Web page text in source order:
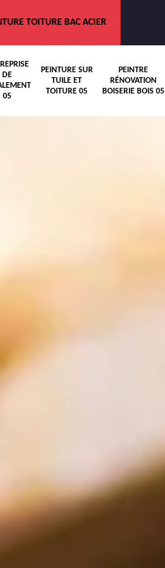
TOITURE BAC ACIER
DE
05
PEINTURE SUR
TUILE ET
TOITURE 05
PEINTRE
RÉNOVATION
BOISERIE BOIS 05